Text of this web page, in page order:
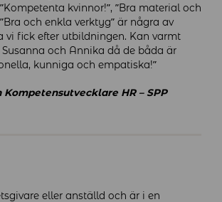
kvinnor!”, ”Bra material och
och enkla verktyg” är några av
vi fick efter utbildningen. Kan varmt
och Annika då de båda är
kunniga och empatiska!”
Kompetensutvecklare HR – SPP
eller anställd och är i en